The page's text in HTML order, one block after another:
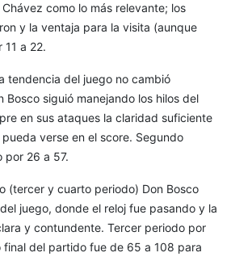
como lo más relevante; los
y la ventaja para la visita (aunque
11 a 22.
tendencia del juego no cambió
Bosco siguió manejando los hilos del
en sus ataques la claridad suficiente
verse en el score. Segundo
por 26 a 57.
(tercer y cuarto periodo) Don Bosco
juego, donde el reloj fue pasando y la
y contundente. Tercer periodo por
final del partido fue de 65 a 108 para